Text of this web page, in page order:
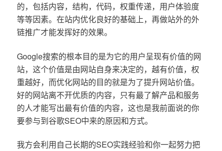
的，包括内容，结构，代码，权重传递，用户体验度
等等因素。在站内优化良好的基础上，再做站外的外
链推广才能发挥好的效果。
Google搜索的根本目的是为它的用户呈现有价值的网
站，这个价值是由网站自身来决定的，越有价值，权
重越好，而优化网站的目的就是为了提升网站价值。
好的网站离不开优质的内容，只有最了解产品和服务
的人才能写出最有价值的内容，这也是我前面说的你
要参与到谷歌SEO中来的原因和方式。
我方会利用自己长期的SEO实践经验和你一起努力把